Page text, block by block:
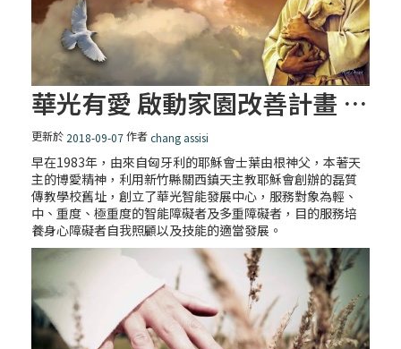
華光有愛 啟動家園改善計畫 盼您牽成
更新於 2018-09-07作者chang assisi
早在1983年，由來自匈牙利的耶穌會士葉由根神父，本著天
主的博愛精神，利用新竹縣關西鎮天主教耶穌會創辦的磊質
傳教學校舊址，創立了華光智能發展中心，服務對象為輕、
中、重度、極重度的智能障礙者及多重障礙者，目的服務培
養身心障礙者自我照顧以及技能的適當發展。